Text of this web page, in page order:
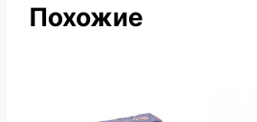
Похожие